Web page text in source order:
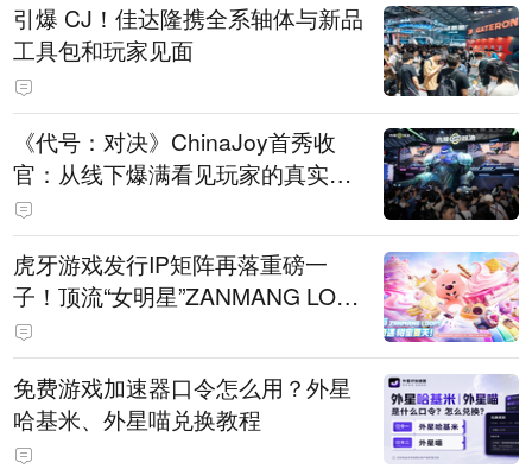
引爆 CJ！佳达隆携全系轴体与新品
工具包和玩家见面
《代号：对决》ChinaJoy首秀收
官：从线下爆满看见玩家的真实期
待
虎牙游戏发行IP矩阵再落重磅一
子！顶流“女明星”ZANMANG LOO
PY 正版3D消除手游《消消奇遇》
惊喜曝光
免费游戏加速器口令怎么用？外星
哈基米、外星喵兑换教程